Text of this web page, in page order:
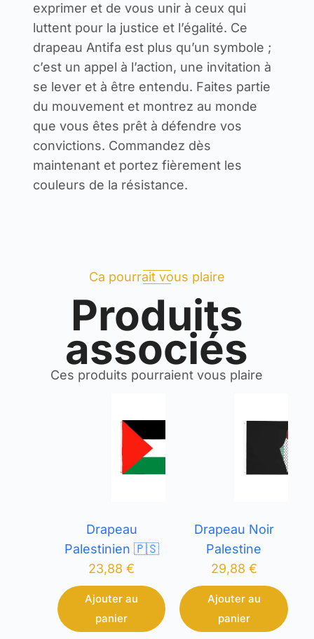
exprimer et de vous unir à ceux qui
luttent pour la justice et l’égalité. Ce
drapeau Antifa est plus qu’un symbole ;
c’est un appel à l’action, une invitation à
se lever et à être entendu. Faites partie
du mouvement et montrez au monde
que vous êtes prêt à défendre vos
convictions. Commandez dès
maintenant et portez fièrement les
couleurs de la résistance.
Ca pourrait vous plaire
Produits
associés
Ces produits pourraient vous plaire
Drapeau
Palestinien 🇵🇸
23,88€
Ajouter au
panier
Drapeau Noir
Palestine
29,88 €
Ajouter au
panier